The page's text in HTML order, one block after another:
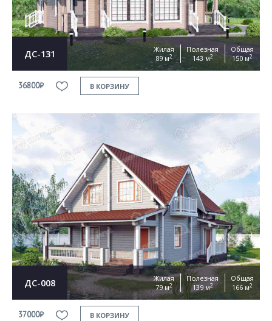
ДС-131
Жилая
89 м2
Полезная
143 м2
Общая
150 м2
36800₽ В КОРЗИНУ
ДС-008
Жилая
79 м2
Полезная
139 м2
Общая
166 м2
37000₽ В КОРЗИНУ